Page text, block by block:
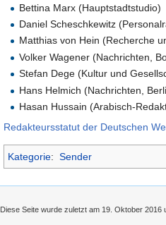
Bettina Marx (Hauptstadtstudio)
Daniel Scheschkewitz
Matthias von Hein (Recherche
Volker Wagener (Nachrichten,
Stefan Dege (Kultur und
Hans Helmich (Nachrichten,
Hasan Hussain (Arabisch-
Redakteursstatut der Deutschen
Kategorie: Sender
Diese Seite wurde zuletzt am 19. Oktober 2016